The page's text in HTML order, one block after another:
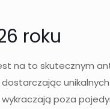
roku
na to skutecznym
poza